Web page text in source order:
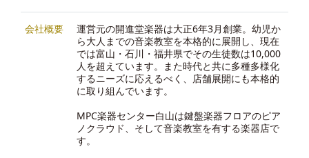
会社概要
運営元の開進堂楽器は大正6年3月創業。幼児か
ら大人までの音楽教室を本格的に展開し、現在
では富山・石川・福井県でその生徒数は10,000
人を超えています。また時代と共に多種多様化
するニーズに応えるべく、店舗展開にも本格的
に取り組んでいます。
MPC楽器センター白山は鍵盤楽器フロアのピア
ノクラウド、そして音楽教室を有する楽器店で
す。